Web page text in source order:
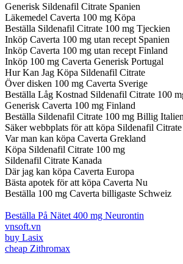
Generisk Sildenafil Citrate Spanien
Läkemedel Caverta 100 mg Köpa
Beställa Sildenafil Citrate 100 mg Tjeckien
Inköp Caverta 100 mg utan recept Spanien
Inköp Caverta 100 mg utan recept Finland
Inköp 100 mg Caverta Generisk Portugal
Hur Kan Jag Köpa Sildenafil Citrate
Över disken 100 mg Caverta Sverige
Beställa Låg Kostnad Sildenafil Citrate 100
Generisk Caverta 100 mg Finland
Beställa Sildenafil Citrate 100 mg Billig Italien
Säker webbplats för att köpa Sildenafil
Var man kan köpa Caverta Grekland
Köpa Sildenafil Citrate 100 mg
Sildenafil Citrate Kanada
Där jag kan köpa Caverta Europa
Bästa apotek för att köpa Caverta Nu
Beställa 100 mg Caverta billigaste Schweiz
Beställa På Nätet 400 mg Neurontin
vnsoft.vn
buy Lasix
cheap Zithromax